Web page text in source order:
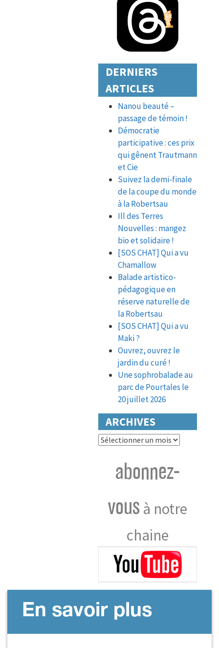
DERNIERS
ARTICLES
Nanou beauté –
passage de témoin !
Démocratie
participative : ces prix
qui gênent Trautmann
et Cie
Suivez la demi-finale
de la coupe du monde
à la Robertsau
Ill des Terres
Nouvelles : mangez
bio et solidaire !
[SOS CHAT] Qui a vu
Chamallow
Balade artistico-
pédagogique en
réserve naturelle de
la Robertsau
[SOS CHAT] Qui a vu
Maki ?
Ouvrez, ouvrez le
jardin du curé !
Une sophrobalade au
parc de Pourtales le
20 juillet 2026
ARCHIVES
Archives
abonnez-
vous à notre
chaine
En savoir plus